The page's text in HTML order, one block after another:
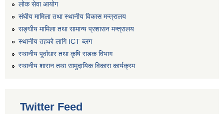
लोक सेवा आयोग
संघीय मामिला तथा स्थानीय विकास मन्त्रालय
सङ्घीय मामिला तथा सामान्य प्रशासन मन्त्रालय
स्थानीय तहको लागि ICT ब्लग
स्थानीय पूर्वाधार तथा कृषि सडक विभाग
स्थानीय शासन तथा सामुदायिक विकास कार्यक्रम
Twitter Feed